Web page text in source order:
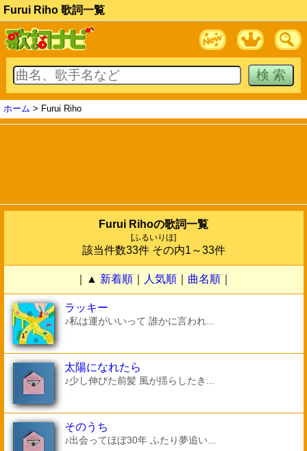
Furui Riho 歌詞一覧
ホーム > Furui Riho
Furui Rihoの歌詞一覧
[ふるいりほ]
該当件数33件 その内1～33件
｜▲ 新着順 人気順 曲名順
ラッキー
♪私は運がいいって 誰かに言われ...
太陽になれたら
♪少し伸びた前髪 風が揺らしたき...
そのうち
♪出会ってほぼ30年 ふたり夢追い...